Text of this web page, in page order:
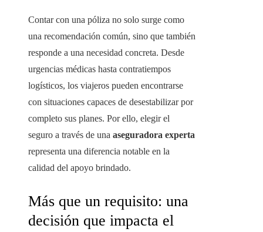
Contar con una póliza no solo surge como
una recomendación común, sino que también
responde a una necesidad concreta. Desde
urgencias médicas hasta contratiempos
logísticos, los viajeros pueden encontrarse
con situaciones capaces de desestabilizar por
completo sus planes. Por ello, elegir el
seguro a través de una aseguradora experta
representa una diferencia notable en la
calidad del apoyo brindado.
Más que un requisito: una
decisión que impacta el